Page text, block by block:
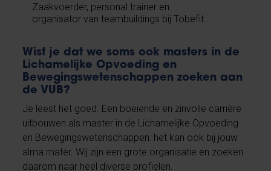
Zaakvoerder, personal trainer en
organisator van teambuildings bij Tobefit
Wist je dat we soms ook masters in de
Lichamelijke Opvoeding en
Bewegingswetenschappen zoeken aan
de VUB?
Je leest het goed. Een boeiende en zinvolle carrière
uitbouwen als master in de Lichamelijke Opvoeding
en Bewegingswetenschappen: het kan ook bij jouw
alma mater. Wij zijn een grote organisatie en zoeken
daarom naar heel diverse profielen.